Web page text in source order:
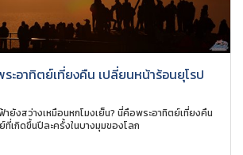
ะอาทิตย์เที่ยงคืน เปลี่ยนหน้าร้อนยุโรป
ยังสว่างเหมือนหกโมงเย็น? นี่คือพระอาทิตย์เที่ยงคืน
เกิดขึ้นปีละครั้งในบางมุมของโลก